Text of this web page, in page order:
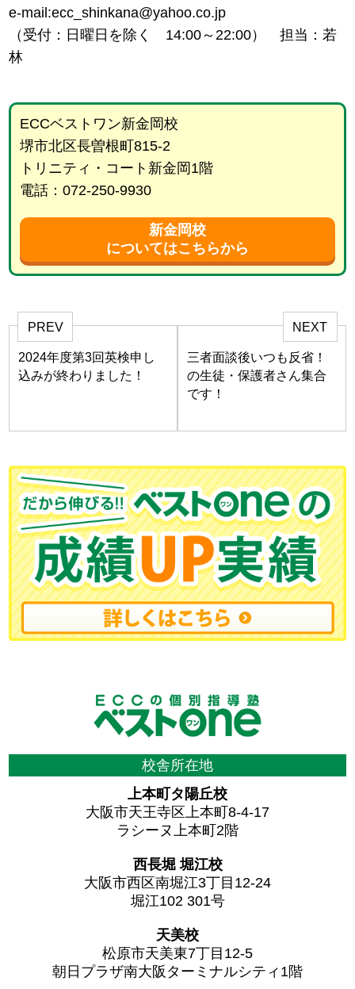
e-mail:ecc_shinkana@yahoo.co.jp
（受付：日曜日を除く 14:00～22:00） 担当：若
林
ECCベストワン新金岡校
堺市北区長曽根町815-2
トリニティ・コート新金岡1階
電話：072-250-9930
新金岡校
についてはこちらから
PREV
2024年度第3回英検申し
込みが終わりました！
NEXT
三者面談後いつも反省！
の生徒・保護者さん集合
です！
校舎所在地
上本町タ陽丘校
大阪市天王寺区上本町8-4-17
ラシーヌ上本町2階
西長堀 堀江校
大阪市西区南堀江3丁目12-24
堀江102 301号
天美校
松原市天美東7丁目12-5
朝日プラザ南大阪ターミナルシティ1階